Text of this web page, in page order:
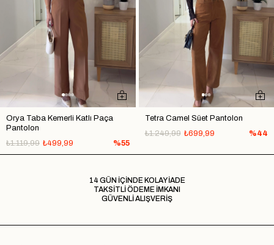
Orya Taba Kemerli Katlı Paça
Pantolon
₺499,99
₺1.119,99 %55
Tetra Camel Süet Pantolon
₺699,99
₺1.249,99 %44
14 GÜN İÇİNDE KOLAY İADE
TAKSİTLİ ÖDEME İMKANI
GÜVENLİ ALIŞVERİŞ